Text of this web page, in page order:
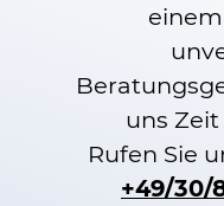
uns
Rufen Sie
+49/30/